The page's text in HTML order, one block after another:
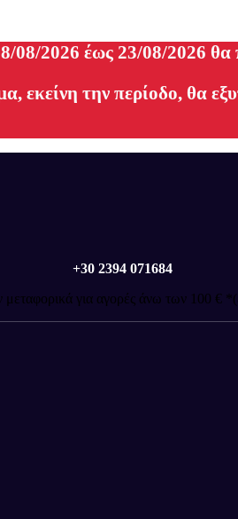
08/2026 έως 23/08/2026 θα
εκείνη την περίοδο, θα
+30 2394 071684
μεταφορικά για αγορές άνω των 100 €